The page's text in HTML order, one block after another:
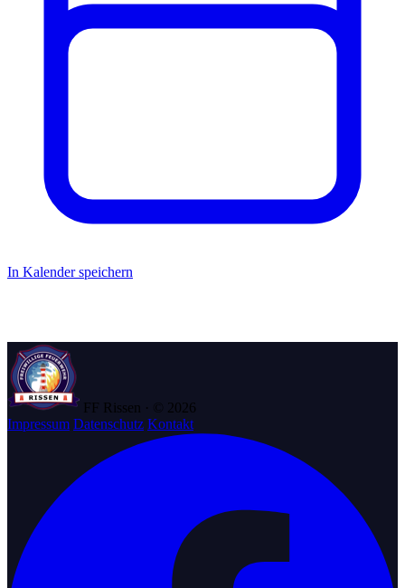
In Kalender speichern
FF Rissen · © 2026
Impressum Datenschutz Kontakt